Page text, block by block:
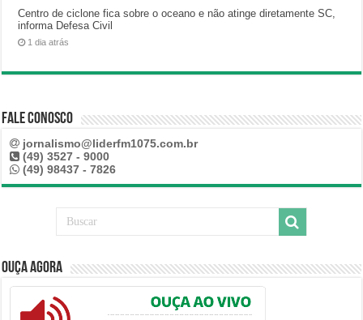
Centro de ciclone fica sobre o oceano e não atinge diretamente SC,
informa Defesa Civil
1 dia atrás
Fale Conosco
jornalismo@liderfm1075.com.br
(49) 3527 - 9000
(49) 98437 - 7826
Ouça Agora